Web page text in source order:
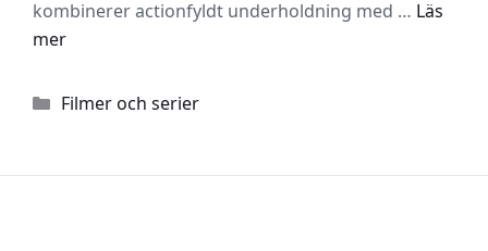
kombinerer actionfyldt underholdning med … Läs
mer
Kategorier
Filmer och serier